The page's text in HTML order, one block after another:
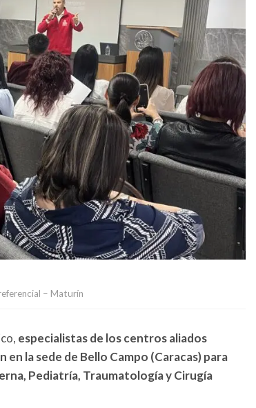
– Maturín
especialistas de los centros aliados
la sede de Bello Campo (Caracas) para
Pediatría, Traumatología y Cirugía